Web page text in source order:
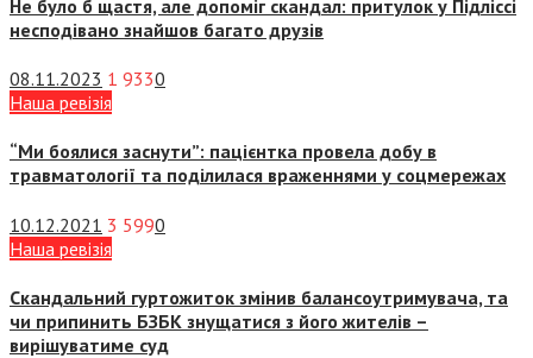
Не було б щастя, але допоміг скандал: притулок у Підліссі
несподівано знайшов багато друзів
08.11.2023 1 9330
Наша ревізія
“Ми боялися заснути”: пацієнтка провела добу в
травматології та поділилася враженнями у соцмережах
10.12.2021 3 5990
Наша ревізія
Скандальний гуртожиток змінив балансоутримувача, та
чи припинить БЗБК знущатися з його жителів –
вирішуватиме суд